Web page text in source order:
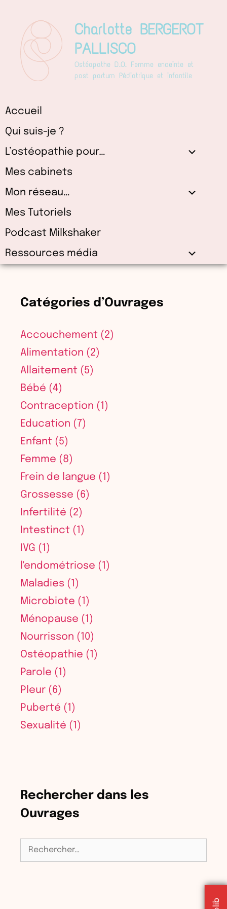
contenu
Charlotte BERGEROT
PALLISCO
Ostéopathe D.O. Femme enceinte et
post partum Pédiatrique et infantile
Accueil
Qui suis-je ?
L’ostéopathie pour…
Mes cabinets
Mon réseau…
Mes Tutoriels
Podcast Milkshaker
Ressources média
Catégories d’Ouvrages
Accouchement (2)
Alimentation (2)
Allaitement (5)
Bébé (4)
Contraception (1)
Education (7)
Enfant (5)
Femme (8)
Frein de langue (1)
Grossesse (6)
Infertilité (2)
Intestinct (1)
IVG (1)
l'endométriose (1)
Maladies (1)
Microbiote (1)
Ménopause (1)
Nourrisson (10)
Ostéopathie (1)
Parole (1)
Pleur (6)
Puberté (1)
Sexualité (1)
Rechercher dans les
Ouvrages
Rechercher :